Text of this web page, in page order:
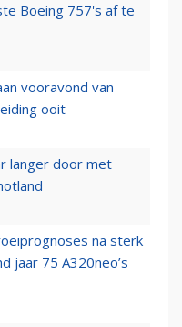
Boeing 757's af te
vooravond van
ooit
langer door met
na sterk
jaar 75 A320neo’s